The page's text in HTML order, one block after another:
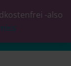
-also
0